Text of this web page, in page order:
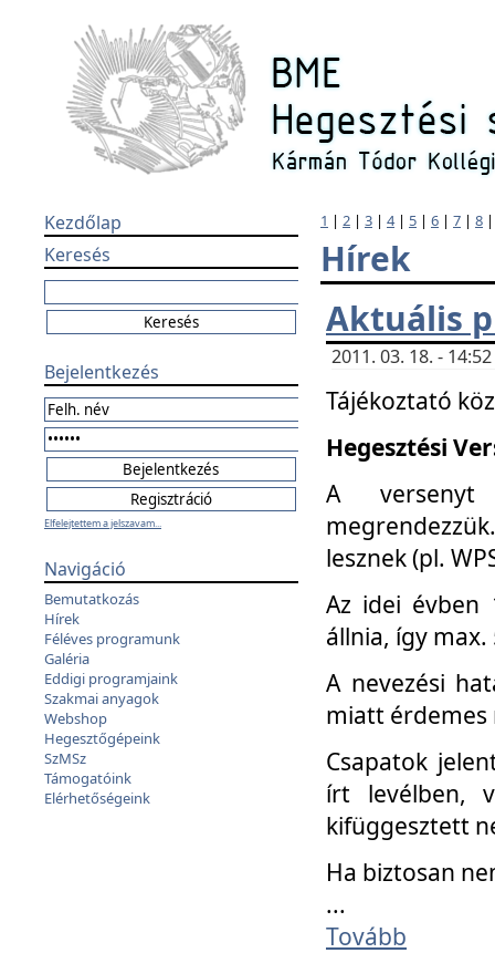
Kezdőlap
Keresés
Bejelentkezés
Elfelejtettem a jelszavam...
Navigáció
Bemutatkozás
Hírek
Féléves programunk
Galéria
Eddigi programjaink
Szakmai anyagok
Webshop
Hegesztőgépeink
SzMSz
Támogatóink
Elérhetőségeink
1 | 2 | 3 | 4| 5 | 6 | 7 | 8
Hírek
Aktuális
2011. 03. 18. -
Tájékoztató
Hegesztési
A versenyt
lesznek (pl.
Az idei évben
állnia, így
A nevezési
miatt érdemes
Csapatok
írt levélben,
kifüggesztett
Ha biztosan
...
Tovább